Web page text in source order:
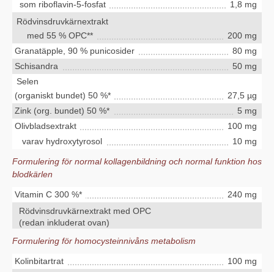
som riboflavin-5-fosfat
1,8 mg
Rödvinsdruvkärnextrakt
med 55 % OPC**
200 mg
Granatäpple, 90 % punicosider
80 mg
Schisandra
50 mg
Selen
(organiskt bundet) 50 %*
27,5 µg
Zink (org. bundet) 50 %*
5 mg
Olivbladsextrakt
100 mg
varav hydroxytyrosol
10 mg
Formulering för normal kollagenbildning och normal funktion hos
blodkärlen
Vitamin C 300 %*
240 mg
Rödvinsdruvkärnextrakt med OPC
(redan inkluderat ovan)
Formulering för homocysteinnivåns metabolism
Kolinbitartrat
100 mg